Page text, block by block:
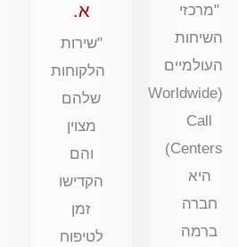
"מרכזי
השיחות
העולמיים
(Worldwide
Call
Centers)
היא
חברה
ברמה
א.
"שירות
הלקוחות
שלהם
מצוין
והם
הקדישו
זמן
לטיפוח